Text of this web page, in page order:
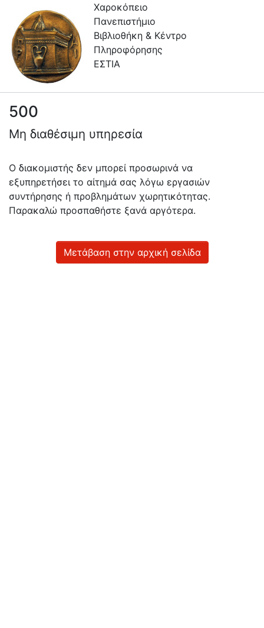
Χαροκόπειο
Πανεπιστήμιο
Βιβλιοθήκη & Κέντρο
Πληροφόρησης
ΕΣΤΙΑ
Πληροφορίες
Επικοινωνία
Υπηρεσίες
Αυτοαπόθεσης
Ανοιχτά
Δεδομένα
500
Μη διαθέσιμη υπηρεσία
Ο διακομιστής δεν μπορεί προσωρινά να
εξυπηρετήσει το αίτημά σας λόγω εργασιών
συντήρησης ή προβλημάτων χωρητικότητας.
Παρακαλώ προσπαθήστε ξανά αργότερα.
Μετάβαση στην αρχική σελίδα